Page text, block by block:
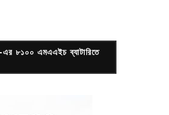
৮১০০ এমএএইচ ব্যাটারিতে